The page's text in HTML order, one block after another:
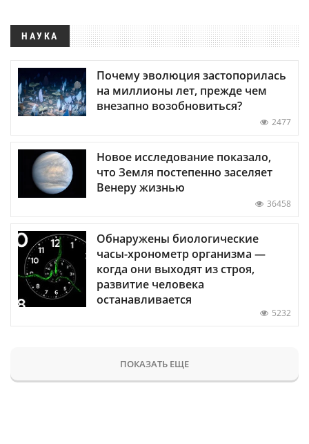
НАУКА
Почему эволюция застопорилась
на миллионы лет, прежде чем
внезапно возобновиться?
2477
Новое исследование показало,
что Земля постепенно заселяет
Венеру жизнью
36458
Обнаружены биологические
часы-хронометр организма —
когда они выходят из строя,
развитие человека
останавливается
5232
ПОКАЗАТЬ ЕЩЕ